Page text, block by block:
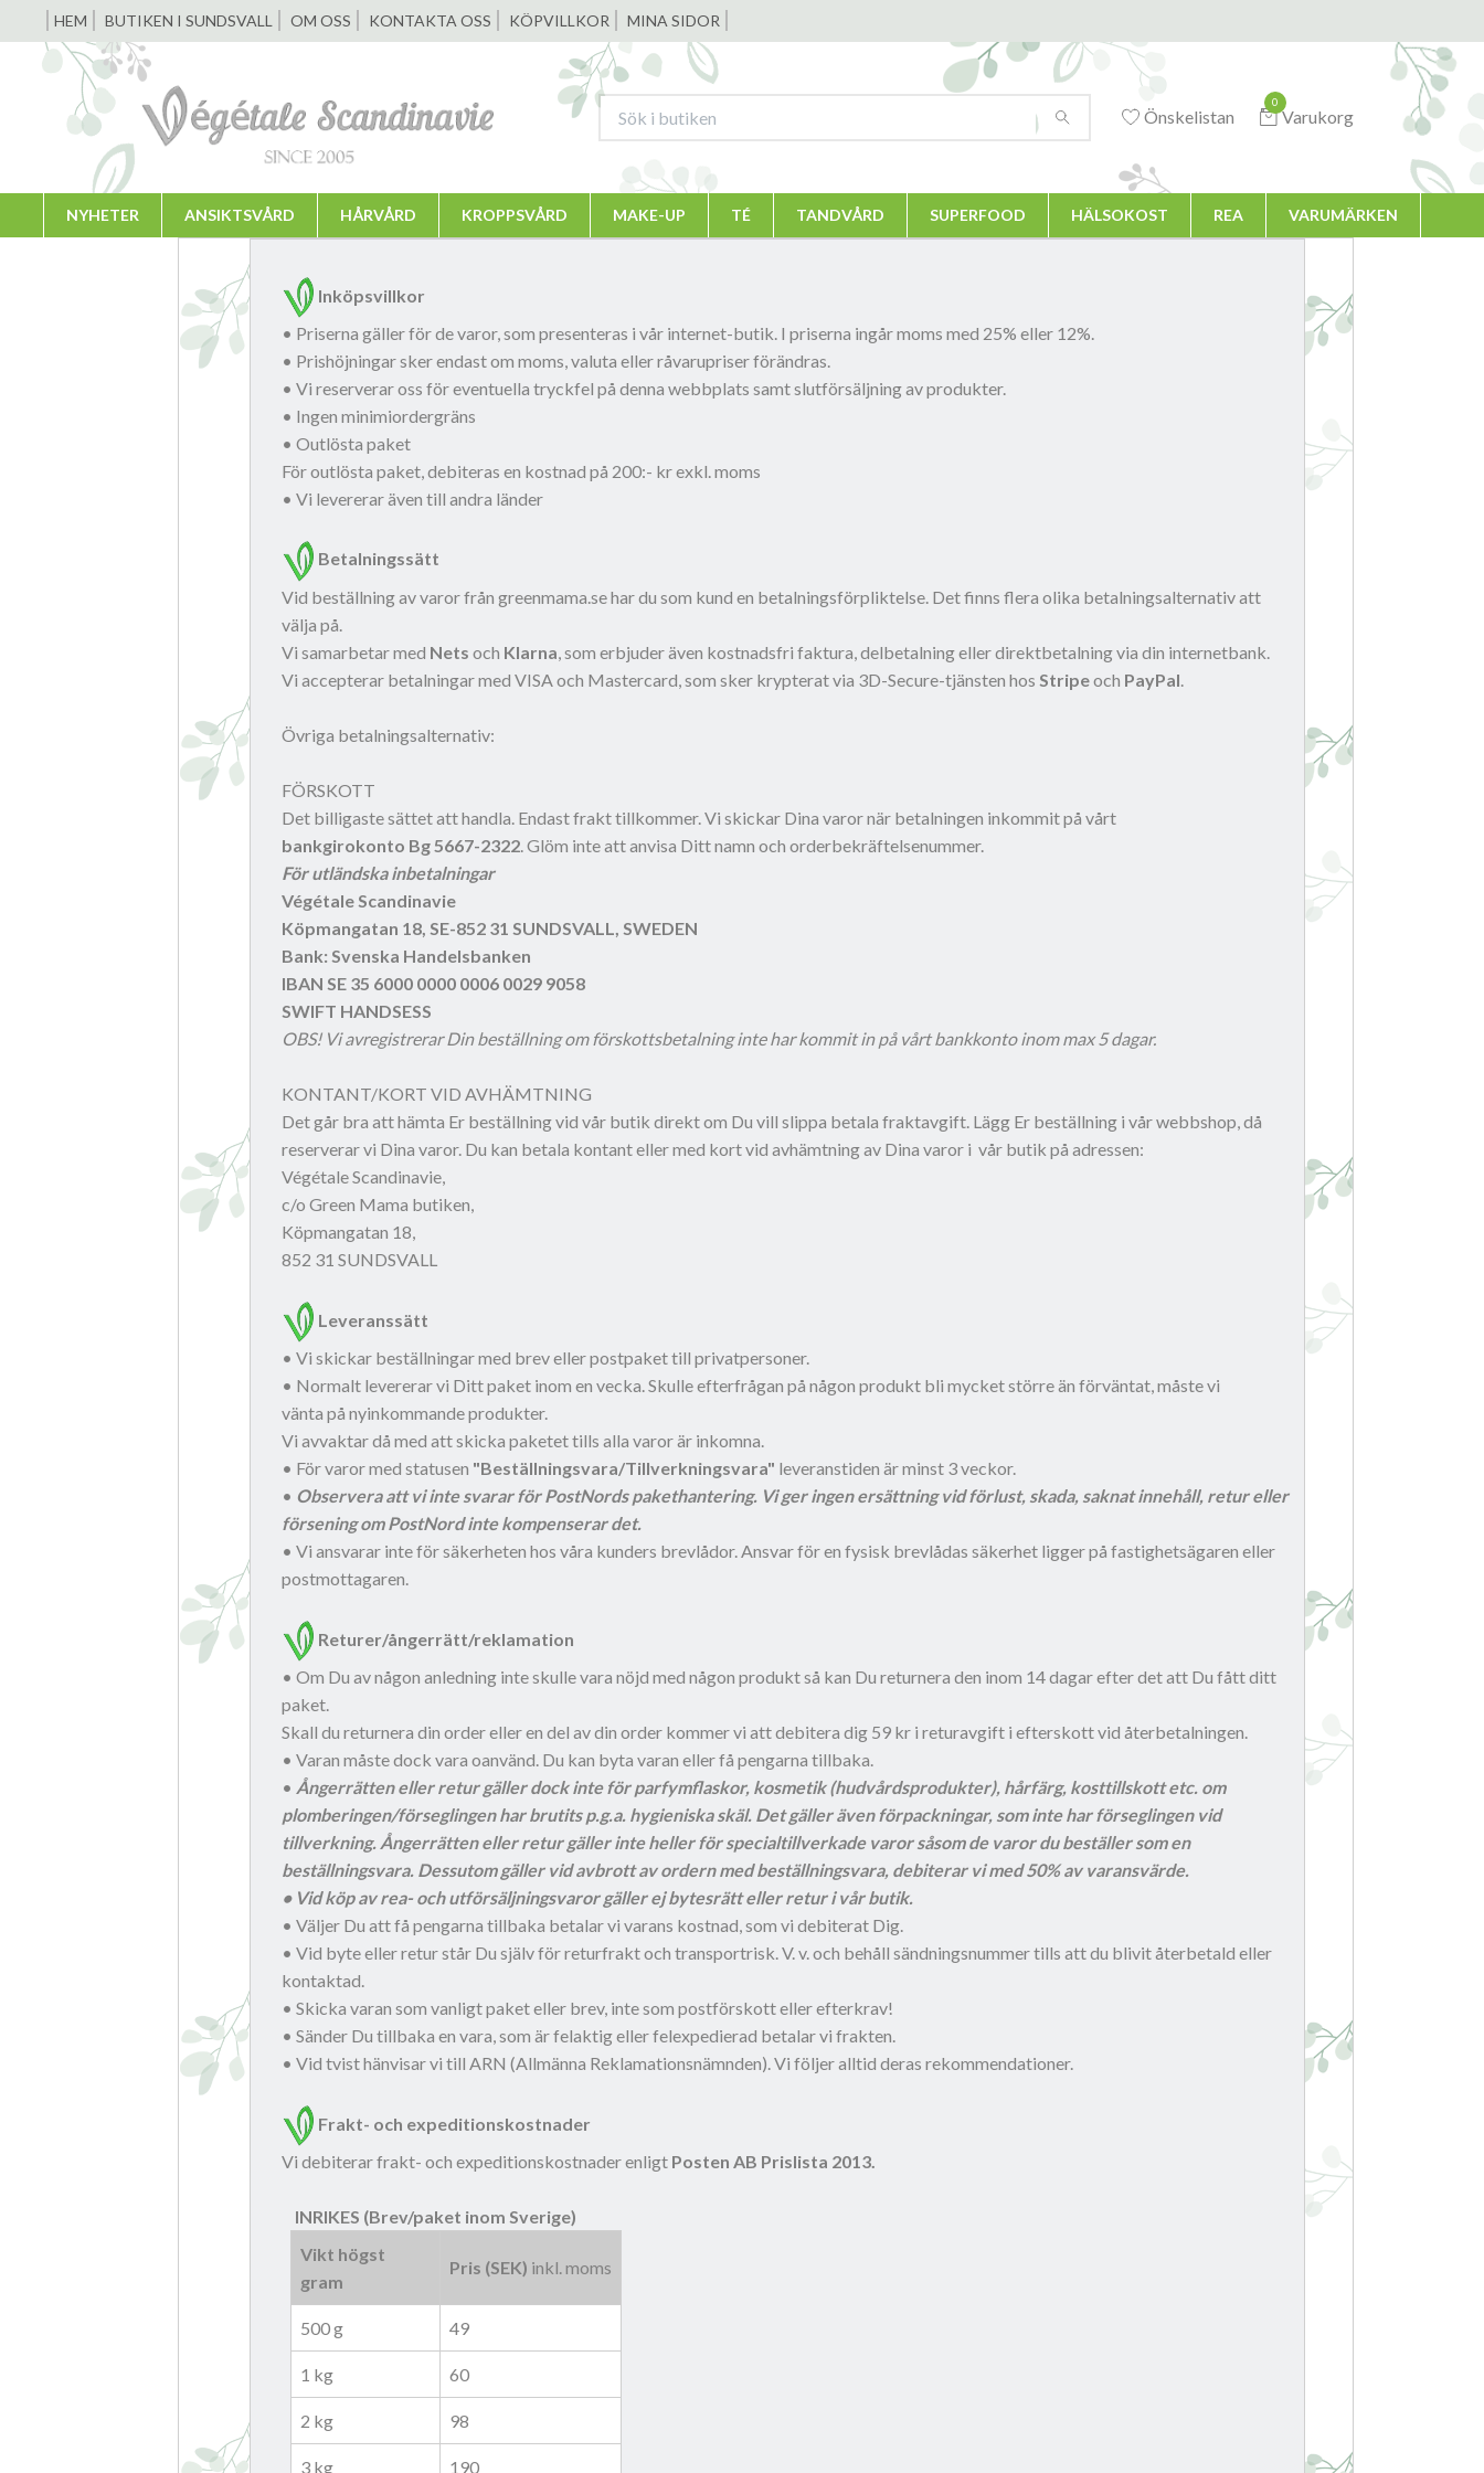
HEM BUTIKEN I SUNDSVALL OM OSS KONTAKTA OSS KÖPVILLKOR MINA SIDOR
Önskelistan
0
Varukorg
NYHETER ANSIKTSVÅRD HÅRVÅRD KROPPSVÅRD MAKE-UP TÉ TANDVÅRD SUPERFOOD HÄLSOKOST REA VARUMÄRKEN
Inköpsvillkor
• Priserna gäller för de varor, som presenteras i vår internet-butik. I priserna ingår moms med 25% eller 12%.
• Prishöjningar sker endast om moms, valuta eller råvarupriser förändras.
• Vi reserverar oss för eventuella tryckfel på denna webbplats samt slutförsäljning av produkter.
• Ingen minimiordergräns
• Outlösta paket
För outlösta paket, debiteras en kostnad på 200:- kr exkl. moms
• Vi levererar även till andra länder
Betalningssätt
Vid beställning av varor från greenmama.se har du som kund en betalningsförpliktelse. Det finns flera olika betalningsalternativ att
välja på.
Vi samarbetar med Nets och Klarna, som erbjuder även kostnadsfri faktura, delbetalning eller direktbetalning via din internetbank.
Vi accepterar betalningar med VISA och Mastercard, som sker krypterat via 3D-Secure-tjänsten hos Stripeoch PayPal.
Övriga betalningsalternativ:
FÖRSKOTT
Det billigaste sättet att handla. Endast frakt tillkommer. Vi skickar Dina varor när betalningen inkommit på vårt
bankgirokonto Bg 5667-2322. Glöm inte att anvisa Ditt namn och orderbekräftelsenummer.
För utländska inbetalningar
Végétale Scandinavie
Köpmangatan 18, SE-852 31 SUNDSVALL, SWEDEN
Bank: Svenska Handelsbanken
IBAN SE 35 6000 0000 0006 0029 9058
SWIFT HANDSESS
OBS! Vi avregistrerar Din beställning om förskottsbetalning inte har kommit in på vårt bankkonto inom max 5 dagar.
KONTANT/KORT VID AVHÄMTNING
Det går bra att hämta Er beställning vid vår butik direkt om Du vill slippa betala fraktavgift. Lägg Er beställning i vår webbshop, då
reserverar vi Dina varor. Du kan betala kontant eller med kort vid avhämtning av Dina varor i vår butik på adressen:
Végétale Scandinavie,
c/o Green Mama butiken,
Köpmangatan 18,
852 31 SUNDSVALL
Leveranssätt
• Vi skickar beställningar med brev eller postpaket till privatpersoner.
• Normalt levererar vi Ditt paket inom en vecka. Skulle efterfrågan på någon produkt bli mycket större än förväntat, måste vi
vänta på nyinkommande produkter.
Vi avvaktar då med att skicka paketet tills alla varor är inkomna.
• För varor med statusen "Beställningsvara/Tillverkningsvara" leveranstiden är minst 3 veckor.
• Observera att vi inte svarar för PostNords pakethantering. Vi ger ingen ersättning vid förlust, skada, saknat innehåll, retur eller
försening om PostNord inte kompenserar det.
• Vi ansvarar inte för säkerheten hos våra kunders brevlådor. Ansvar för en fysisk brevlådas säkerhet ligger på fastighetsägaren eller
postmottagaren.
Returer/ångerrätt/reklamation
• Om Du av någon anledning inte skulle vara nöjd med någon produkt så kan Du returnera den inom 14 dagar efter det att Du fått ditt
paket.
Skall du returnera din order eller en del av din order kommer vi att debitera dig 59 kr i returavgift i efterskott vid återbetalningen.
• Varan måste dock vara oanvänd. Du kan byta varan eller få pengarna tillbaka.
• Ångerrätteneller returgäller dock inte för parfymflaskor, kosmetik (hudvårdsprodukter), hårfärg, kosttillskott etc. om
plomberingen/förseglingen har brutits p.g.a. hygieniska skäl. Det gäller även förpackningar, som inte harförseglingen vid
tillverkning. Ångerrätten eller retur gäller inte heller för specialtillverkade varor såsom de varor du beställer som en
beställningsvara. Dessutom gäller vid avbrott av ordern med beställningsvara, debiterar vi med 50% av varansvärde.
• Vid köp av rea- och utförsäljningsvaror gäller ej bytesrätt eller retur i vår butik.
• Väljer Du att få pengarna tillbaka betalar vi varans kostnad, som vi debiterat Dig.
• Vid byte eller retur står Du själv för returfrakt och transportrisk. V. v. och behåll sändningsnummer tills att du blivit återbetald eller
kontaktad.
• Skicka varan som vanligt paket eller brev, inte som postförskott eller efterkrav!
• Sänder Du tillbaka en vara, som är felaktig eller felexpedierad betalar vi frakten.
• Vid tvist hänvisar vi till ARN (Allmänna Reklamationsnämnden). Vi följer alltid deras rekommendationer.
Frakt- och expeditionskostnader
Vi debiterar frakt- och expeditionskostnader enligt Posten AB Prislista 2013.
INRIKES (Brev/paket inom Sverige)
Vikt högst
gram
Pris (SEK) inkl. moms
500 g 49
1 kg 60
2 kg 98
3 kg 190